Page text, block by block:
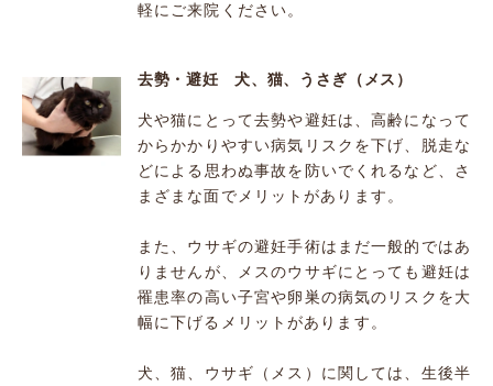
軽にご来院ください。
去勢・避妊 犬、猫、うさぎ（メス）
犬や猫にとって去勢や避妊は、高齢になって
からかかりやすい病気リスクを下げ、脱走な
どによる思わぬ事故を防いでくれるなど、さ
まざまな面でメリットがあります。
また、ウサギの避妊手術はまだ一般的ではあ
りませんが、メスのウサギにとっても避妊は
罹患率の高い子宮や卵巣の病気のリスクを大
幅に下げるメリットがあります。
犬、猫、ウサギ（メス）に関しては、生後半